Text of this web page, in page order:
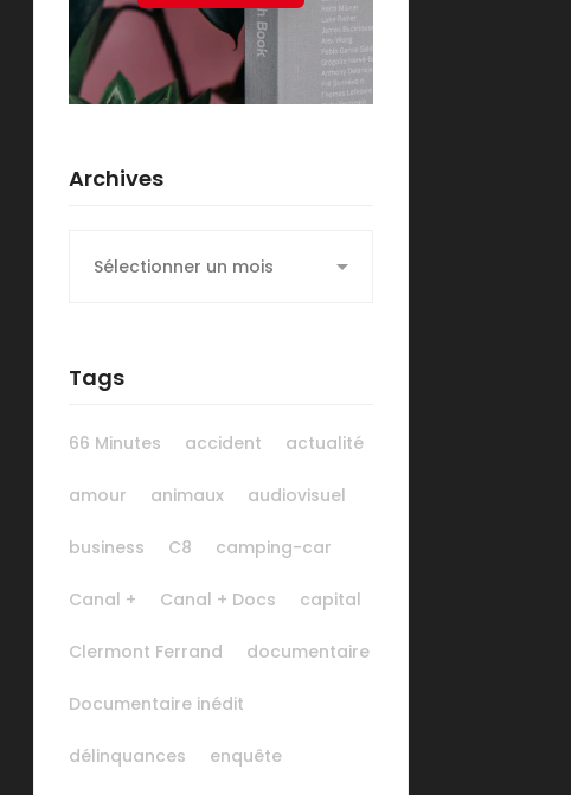
Archives
Tags
66 Minutes accident actualité
amour animaux audiovisuel
business C8 camping-car
Canal + Canal + Docs capital
Clermont Ferrand documentaire
Documentaire inédit
délinquances enquête